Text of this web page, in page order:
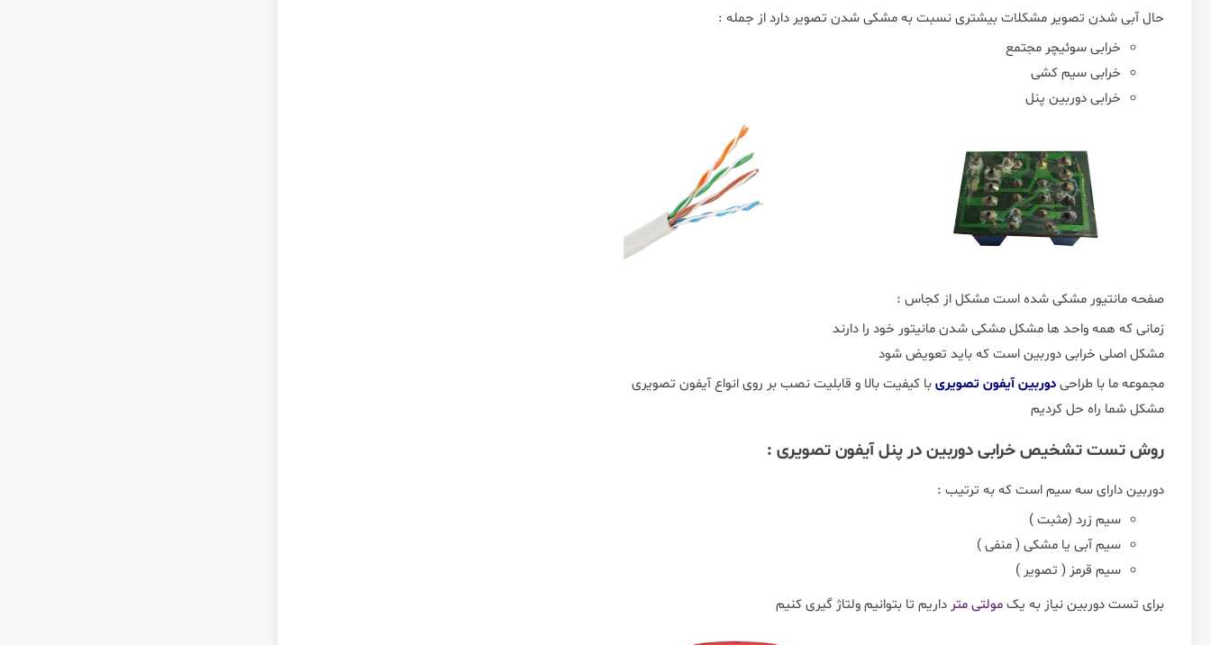
حال آبی شدن تصویر مشکلات بیشتری نسبت به مشکی شدن تصویر دارد از جمله :
خرابی سوئیچر مجتمع
خرابی سیم کشی
خرابی دوربین پنل
صفحه مانتیور مشکی شده است مشکل از کجاس :
زمانی که همه واحد ها مشکل مشکی شدن مانیتور خود را دارند
مشکل اصلی خرابی دوربین است که باید تعویض شود
مجموعه ما با طراحیدوربین آیفون تصویریبا کیفیت بالا و قابلیت نصب بر روی انواع آیفون تصویری
مشکل شما راه حل کردیم
روش تست تشخیص خرابی دوربین در پنل آیفون تصویری :
دوربین دارای سه سیم است که به ترتیب :
سیم زرد (مثبت )
سیم آبی یا مشکی ( منفی )
سیم قرمز ( تصویر )
برای تست دوربین نیاز به یکمولتی متر داریم تا بتوانیم ولتاژ گیری کنیم